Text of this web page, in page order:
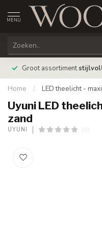
MENU
Groot assortiment
Home / LED theelicht -
Uyuni LED
zand
UYUNI (0)